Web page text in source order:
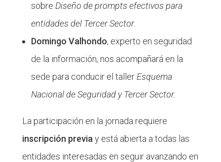
sobre Diseño de prompts efectivos para
entidades del Tercer Sector.
Domingo Valhondo, experto en seguridad
de la información, nos acompañará en la
sede para conducir el taller Esquema
Nacional de Seguridad y Tercer Sector.
La participación en la jornada requiere
inscripción previa y está abierta a todas las
entidades interesadas en seguir avanzando en